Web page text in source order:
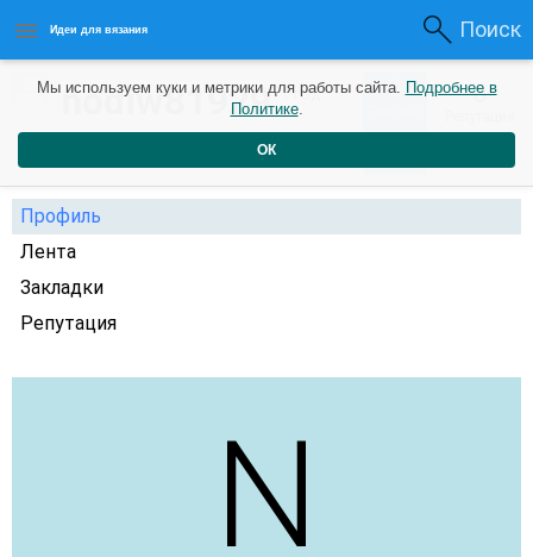
Идеи для вязания Поиск
nodiw819291 год 0 0
Профиль
Лента
Закладки
Репутация
Мы используем куки и метрики для работы сайта. Подробнее в
Политике.
ОК